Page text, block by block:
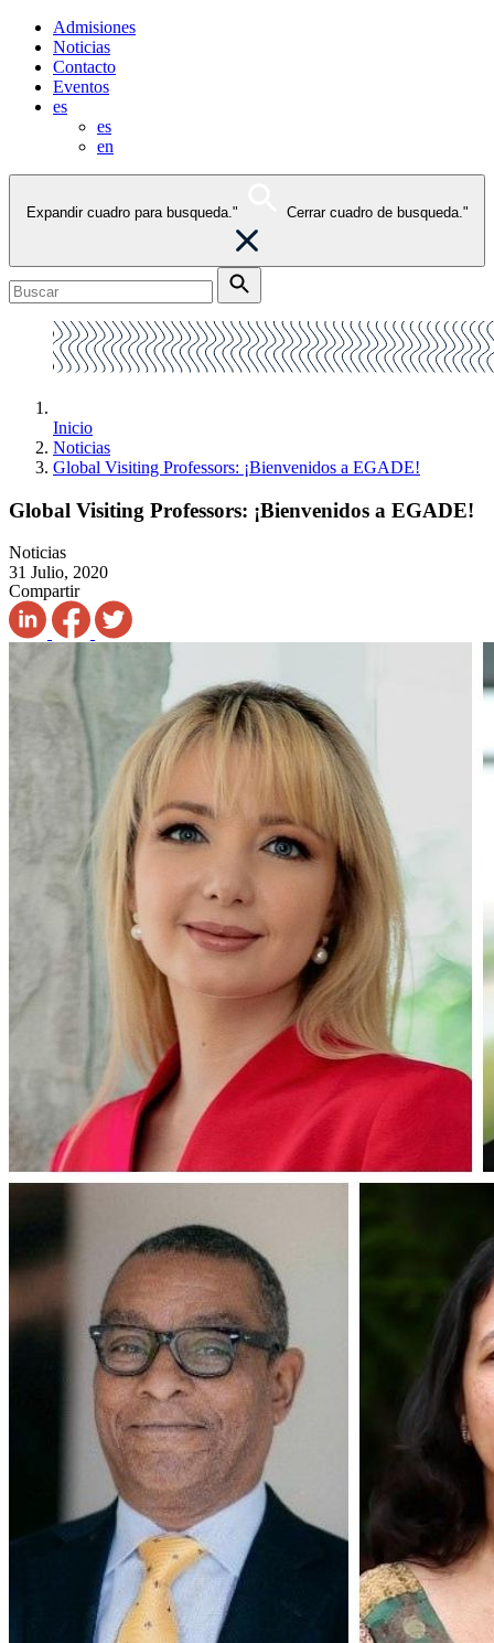
Admisiones
Noticias
Contacto
Eventos
es
es
en
Expandir cuadro para busqueda." Cerrar cuadro de busqueda."
Inicio
Noticias
Global Visiting Professors: ¡Bienvenidos a EGADE!
Global Visiting Professors: ¡Bienvenidos a EGADE!
Noticias
31 Julio, 2020
Compartir